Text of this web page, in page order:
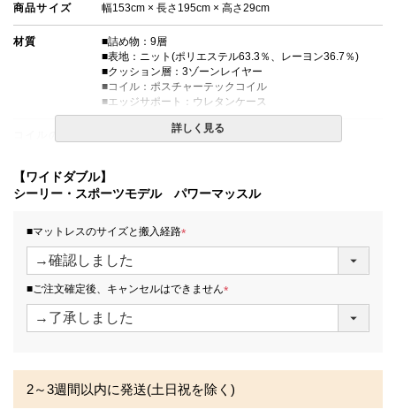
商品サイズ 幅153cm × 長さ195cm × 高さ29cm
材質
■詰め物：9層
■表地：ニット(ポリエステル63.3％、レーヨン36.7％)
■クッション層：3ゾーンレイヤー
■コイル：ポスチャーテックコイル
■エッジサポート：ウレタンケース
ポスチャーテックコイル
生産国 日本
詳しく見る
【ワイドダブル】
シーリー・スポーツモデル パワーマッスル
■マットレスのサイズと搬入経路
(
)
■ご注文確定後、キャンセルはできません
(
2～3週間以内に発送(土日祝を除く)